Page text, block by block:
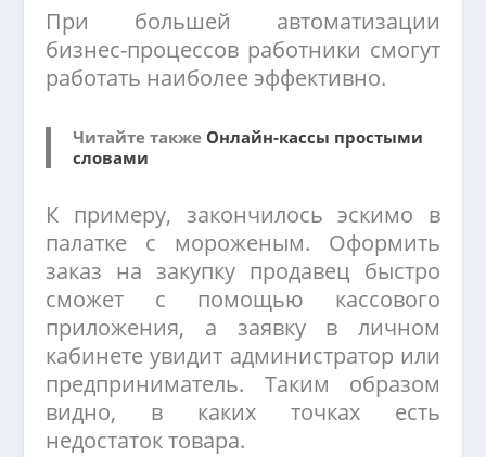
При большей автоматизации
бизнес-процессов работники смогут
работать наиболее эффективно.
Читайте также Онлайн-кассы простыми
словами
К примеру, закончилось эскимо в
палатке с мороженым. Оформить
заказ на закупку продавец быстро
сможет с помощью кассового
приложения, а заявку в личном
кабинете увидит администратор или
предприниматель. Таким образом
видно, в каких точках есть
недостаток товара.